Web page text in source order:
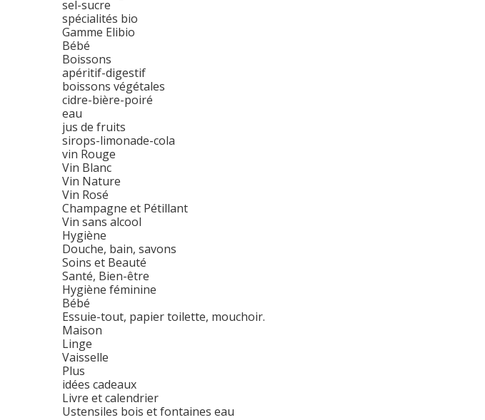
sel-sucre
spécialités bio
Gamme Elibio
Bébé
Boissons
apéritif-digestif
boissons végétales
cidre-bière-poiré
eau
jus de fruits
sirops-limonade-cola
vin Rouge
Vin Blanc
Vin Nature
Vin Rosé
Champagne et Pétillant
Vin sans alcool
Hygiène
Douche, bain, savons
Soins et Beauté
Santé, Bien-être
Hygiène féminine
Bébé
Essuie-tout, papier toilette, mouchoir.
Maison
Linge
Vaisselle
Plus
idées cadeaux
Livre et calendrier
Ustensiles bois et fontaines eau